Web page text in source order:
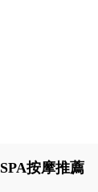
SPA按摩推薦